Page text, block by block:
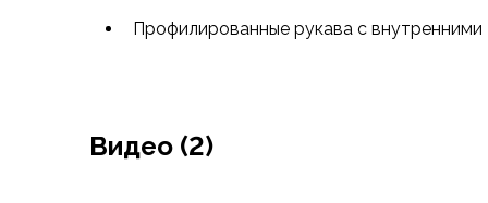
Уход за обувью
Ледоступы
Видео (2)
Профилированные рукава с